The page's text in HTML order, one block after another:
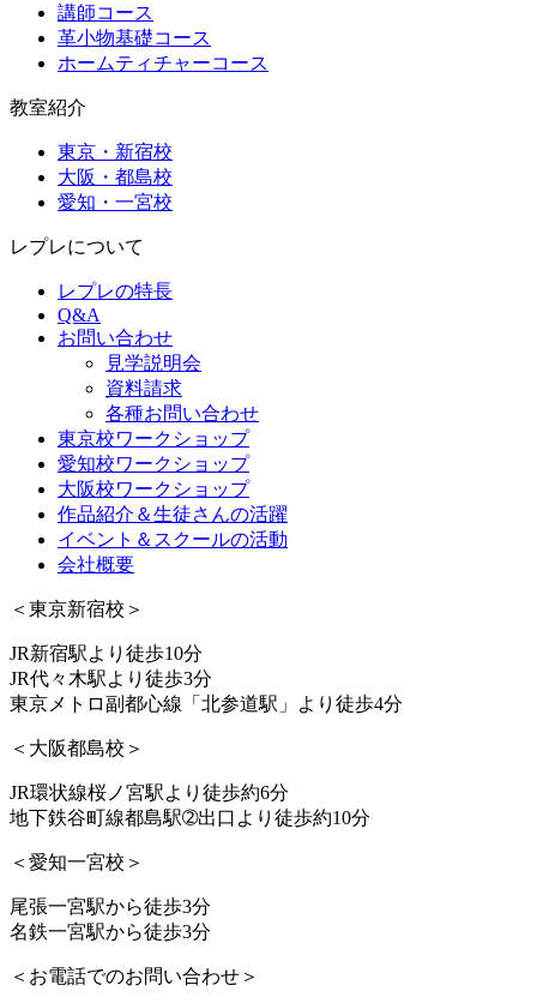
講師コース
革小物基礎コース
ホームティチャーコース
教室紹介
東京・新宿校
大阪・都島校
愛知・一宮校
レプレについて
レプレの特長
Q&A
お問い合わせ
見学説明会
資料請求
各種お問い合わせ
東京校ワークショップ
愛知校ワークショップ
大阪校ワークショップ
作品紹介＆生徒さんの活躍
イベント＆スクールの活動
会社概要
＜東京新宿校＞
JR新宿駅より徒歩10分
JR代々木駅より徒歩3分
東京メトロ副都心線「北参道駅」より徒歩4分
＜大阪都島校＞
JR環状線桜ノ宮駅より徒歩約6分
地下鉄谷町線都島駅➁出口より徒歩約10分
＜愛知一宮校＞
尾張一宮駅から徒歩3分
名鉄一宮駅から徒歩3分
＜お電話でのお問い合わせ＞